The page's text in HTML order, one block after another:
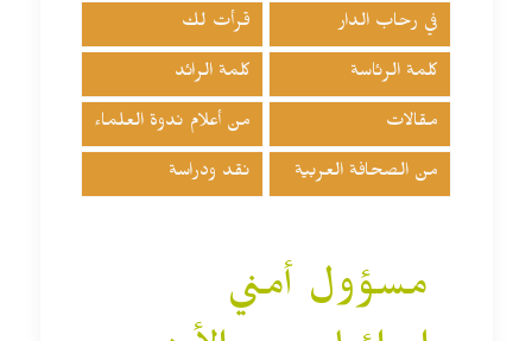
في رحاب الدار قرأت لك
كلمة الرئاسة كلمة الرائد
مقالات من أعلام ندوة العلماء
من الصحافة العربية نقد ودراسة
مسؤول أمني